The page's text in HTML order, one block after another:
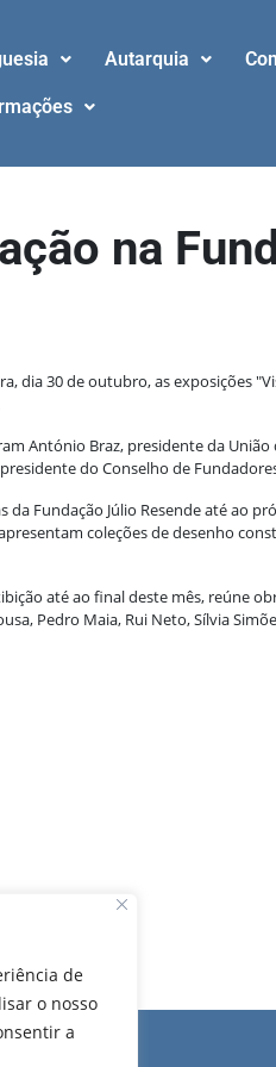
de
o nosso
a
Autarquia
na
dia 30 de outubro, as exposições
António Braz, presidente da
do Conselho de
da Fundação Júlio Resende até ao
coleções de desenho
até ao final deste mês, reúne
Pedro Maia, Rui Neto, Sílvia